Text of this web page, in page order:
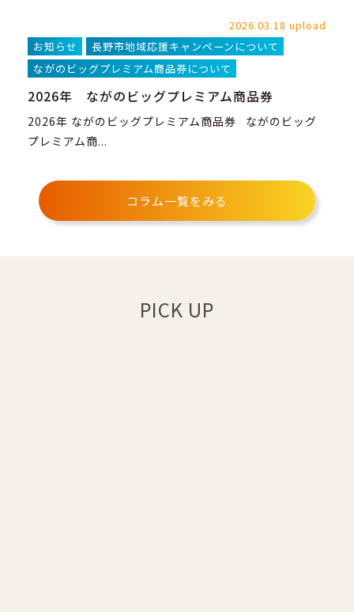
2026.03.18 upload
お知らせ
長野市地域応援キャンペーンについて
ながのビッグプレミアム商品券について
2026年 ながのビッグプレミアム商品券
2026年 ながのビッグプレミアム商品券 ながのビッグ
プレミアム商...
コラム一覧をみる
PICK UP